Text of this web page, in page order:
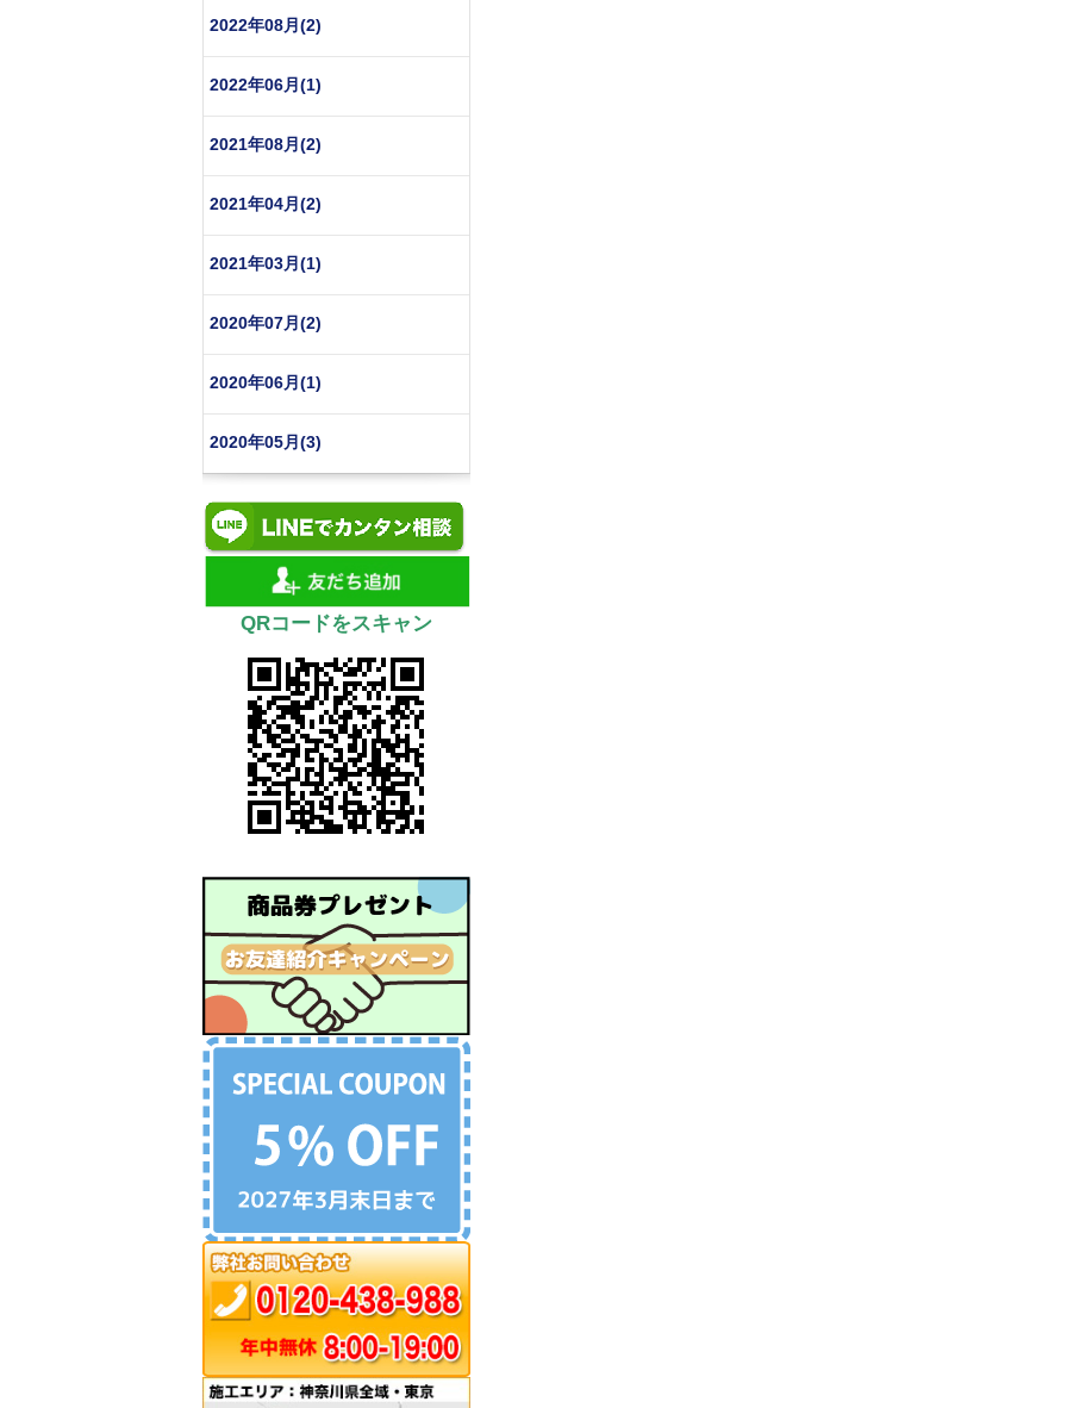
2022年08月(2)
2022年06月(1)
2021年08月(2)
2021年04月(2)
2021年03月(1)
2020年07月(2)
2020年06月(1)
2020年05月(3)
QRコードをスキャン